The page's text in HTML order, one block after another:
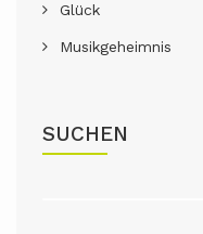
Glück
Musikgeheimnis
SUCHEN